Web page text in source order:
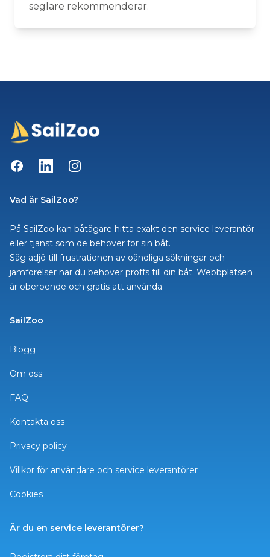
seglare rekommenderar.
FacebookLinkedInInstagram
Vad är SailZoo?
På SailZoo kan båtägare hitta exakt den service leverantör
eller tjänst som de behöver för sin båt.
Säg adjö till frustrationen av oändliga sökningar och
jämförelser när du behöver proffs till din båt. Webbplatsen
är oberoende och gratis att använda.
SailZoo
Blogg
Om oss
FAQ
Kontakta oss
Privacy policy
Villkor för användare och service leverantörer
Cookies
Är du en service leverantörer?